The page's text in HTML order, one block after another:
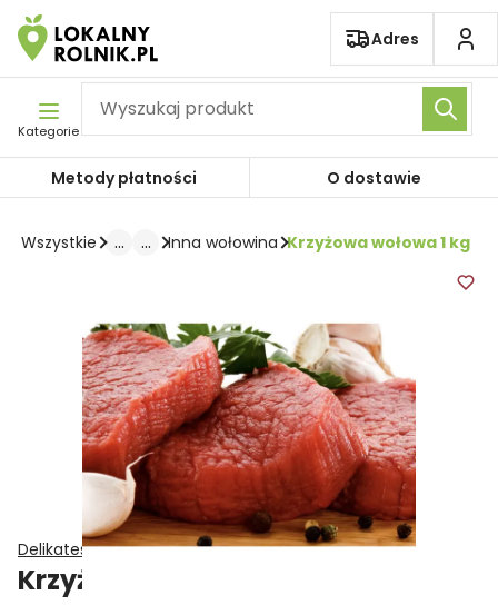
Pomiń nawigację
Adres
Kategorie
Metody płatności O dostawie
Wszystkie ... ... Inna wołowina Krzyżowa wołowa 1 kg
Delikatesy Smakosza
Krzyżowa wołowa